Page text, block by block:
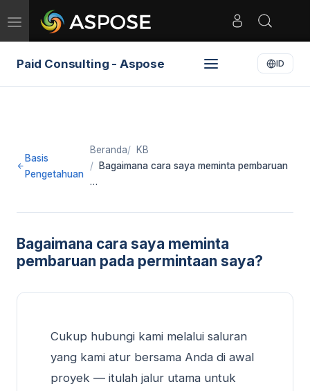
Toggle
navigation
Paid Consulting - Aspose ID
Basis
Pengetahuan
Beranda
KB
Bagaimana cara saya meminta pembaruan
…
Bagaimana cara saya meminta
pembaruan pada permintaan saya?
Cukup hubungi kami melalui saluran
yang kami atur bersama Anda di awal
proyek — itulah jalur utama untuk